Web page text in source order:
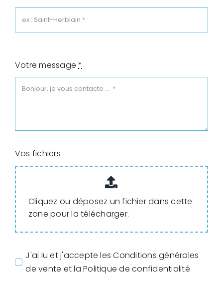
Votre message*
Vos fichiers
Cliquez ou déposez un fichier dans cette
zone pour la télécharger.
J'ai lu et j'accepte les Conditions générales
de vente et la Politique de confidentialité